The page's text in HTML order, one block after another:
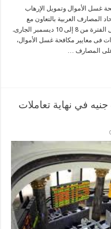
غسل الأموال وتمويل الإرهاب
المصارف العربية بالتعاون مع
البنوك المصرية ، بمحافظة الأقصر، خلال الفترة من 8 إلى 10 ديسمبر الجارى.
فى معايير مكافحة غسل الأموال،
على المصارف …
8 مليارات جنيه في نهاية تعاملات